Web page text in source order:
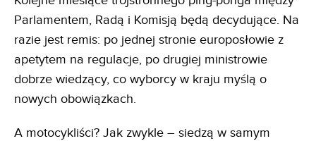
Parlamentem, Radą i Komisją będą decydujące. Na
razie jest remis: po jednej stronie europosłowie z
apetytem na regulacje, po drugiej ministrowie
dobrze wiedzący, co wyborcy w kraju myślą o
nowych obowiązkach.
A motocykliści? Jak zwykle – siedzą w samym